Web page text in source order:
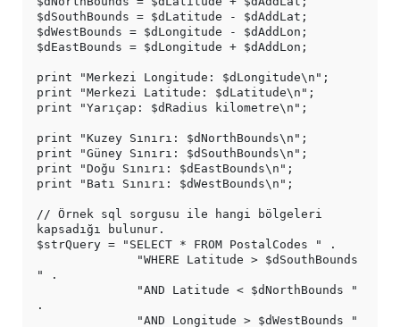
$dSouthBounds = $dLatitude - $dAddLat;
$dWestBounds = $dLongitude - $dAddLon;
$dEastBounds = $dLongitude + $dAddLon;
print "Merkezi Longitude: $dLongitude\n";
print "Merkezi Latitude: $dLatitude\n";
print "Yarıçap: $dRadius kilometre\n";
print "Kuzey Sınırı: $dNorthBounds\n";
print "Güney Sınırı: $dSouthBounds\n";
print "Doğu Sınırı: $dEastBounds\n";
print "Batı Sınırı: $dWestBounds\n";
// Örnek sql sorgusu ile hangi bölgeleri
kapsadığı bulunur.
$strQuery = "SELECT * FROM PostalCodes " .
" .
.